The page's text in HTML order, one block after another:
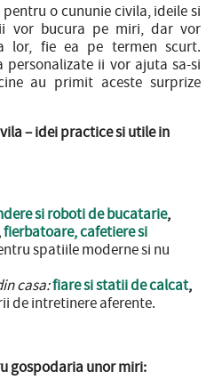
o cununie civila, ideile si
vor bucura pe miri, dar vor
lor, fie ea pe termen scurt.
personalizate ii vor ajuta sa-si
au primit aceste surprize
– idei practice si utile in
si roboti de bucatarie,
fierbatoare, cafetiere si
spatiile moderne si nu
casa:fiare si statii de calcat,
de intretinere aferente.
gospodaria unor miri: